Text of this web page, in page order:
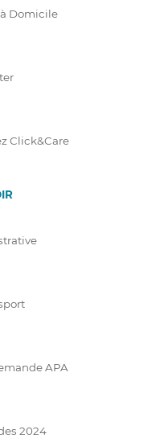
à Domicile
Click&Care
APA
2024